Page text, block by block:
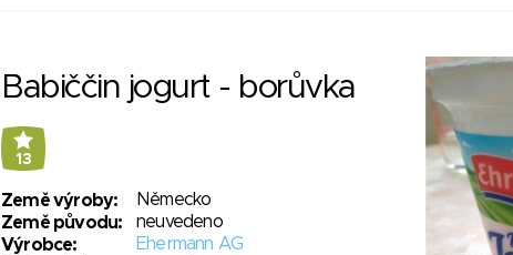
Babiččin jogurt - borůvka
13
Země výroby:
Německo
Země původu:
neuvedeno
Výrobce:
Ehermann AG